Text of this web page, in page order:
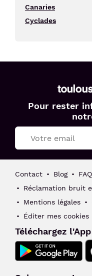
Canaries
Cyclades
Blagnac
Pour rester
Contact Blog FAQ
Réclamation bruit
Mentions légales
Éditer mes cookies
Téléchargez l'App